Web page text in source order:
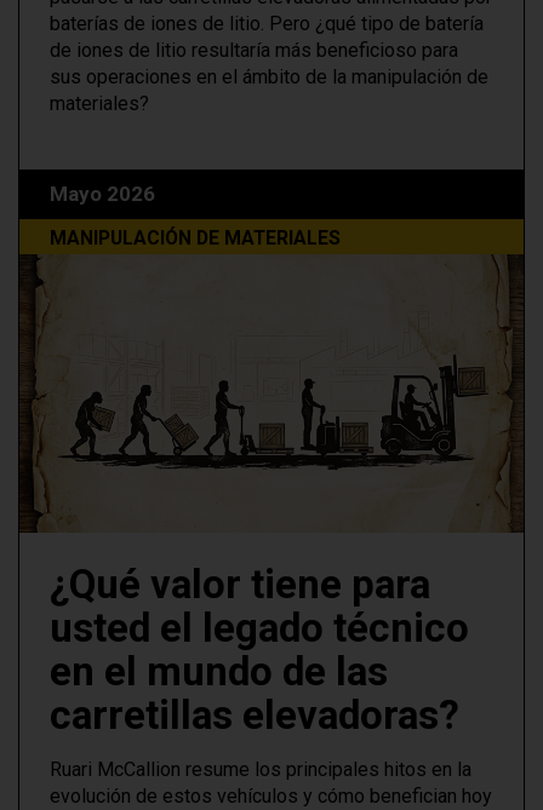
baterías de iones de litio. Pero ¿qué tipo de batería
de iones de litio resultaría más beneficioso para
sus operaciones en el ámbito de la manipulación de
materiales?
Mayo 2026
MANIPULACIÓN DE MATERIALES
¿Qué valor tiene para
usted el legado técnico
en el mundo de las
carretillas elevadoras?
Ruari McCallion resume los principales hitos en la
evolución de estos vehículos y cómo benefician hoy